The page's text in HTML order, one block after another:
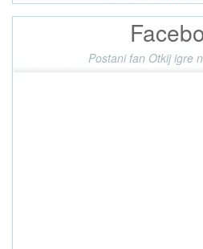
Postani fan Otkij igre